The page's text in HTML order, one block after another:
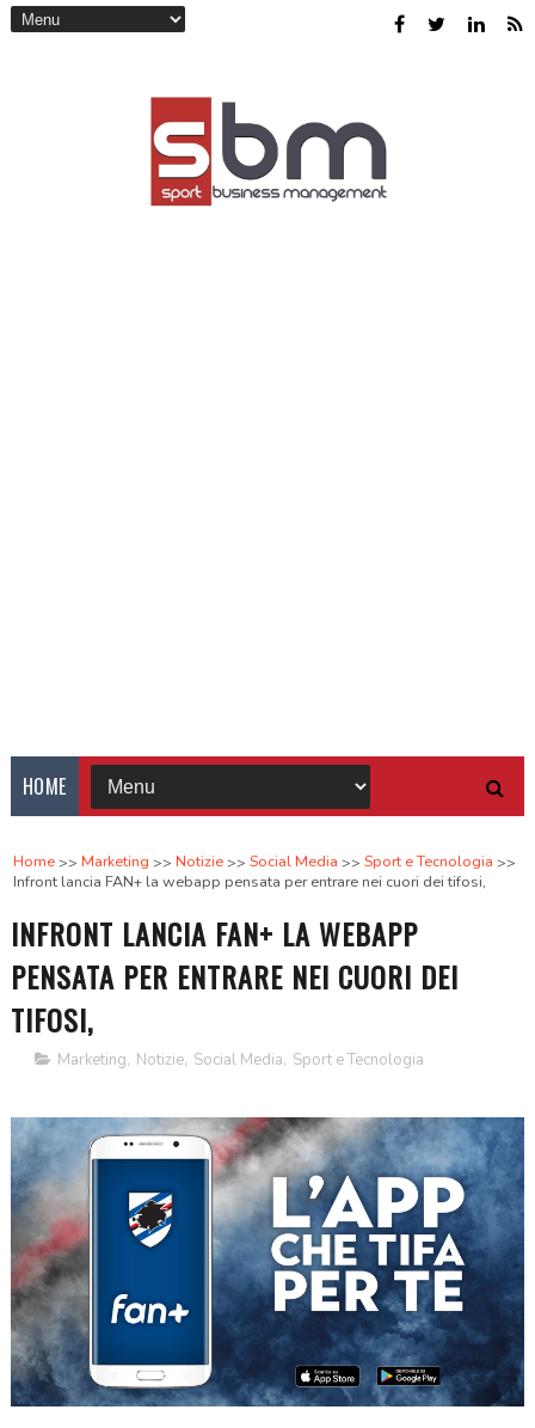
HOME
Home Marketing Notizie Social Media
Sport e Tecnologia
Infront lancia FAN+ la webapp pensata per entrare nei cuori dei tifosi,
INFRONT LANCIA FAN+ LA WEBAPP
PENSATA PER ENTRARE NEI CUORI DEI
TIFOSI,
Marketing, Notizie, Social Media, Sport e Tecnologia